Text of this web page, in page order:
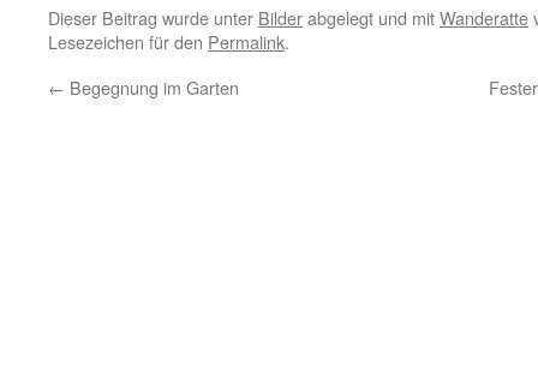
Dieser Beitrag wurde unter Bilderabgelegt und mitWanderatte
Lesezeichen für den Permalink.
← Begegnung im Garten